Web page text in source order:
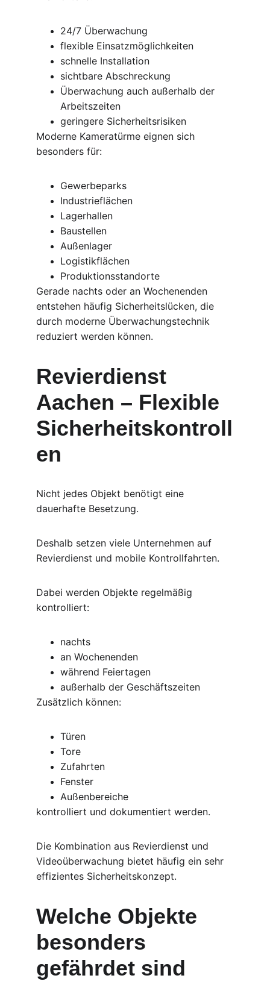
24/7 Überwachung
flexible Einsatzmöglichkeiten
schnelle Installation
sichtbare Abschreckung
Überwachung auch außerhalb der
Arbeitszeiten
geringere Sicherheitsrisiken
Moderne Kameratürme eignen sich
besonders für:
Gewerbeparks
Industrieflächen
Lagerhallen
Baustellen
Außenlager
Logistikflächen
Produktionsstandorte
Gerade nachts oder an Wochenenden
entstehen häufig Sicherheitslücken, die
durch moderne Überwachungstechnik
reduziert werden können.
Revierdienst
Aachen – Flexible
Sicherheitskontroll
en
Nicht jedes Objekt benötigt eine
dauerhafte Besetzung.
Deshalb setzen viele Unternehmen auf
Revierdienst und mobile Kontrollfahrten.
Dabei werden Objekte regelmäßig
kontrolliert:
nachts
an Wochenenden
während Feiertagen
außerhalb der Geschäftszeiten
Zusätzlich können:
Türen
Tore
Zufahrten
Fenster
Außenbereiche
kontrolliert und dokumentiert werden.
Die Kombination aus Revierdienst und
Videoüberwachung bietet häufig ein sehr
effizientes Sicherheitskonzept.
Welche Objekte
besonders
gefährdet sind